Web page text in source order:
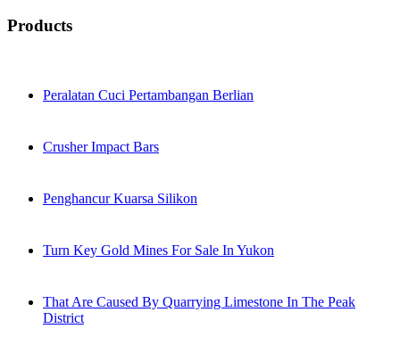
Products
Peralatan Cuci Pertambangan Berlian
Crusher Impact Bars
Penghancur Kuarsa Silikon
Turn Key Gold Mines For Sale In Yukon
That Are Caused By Quarrying Limestone In The Peak
District